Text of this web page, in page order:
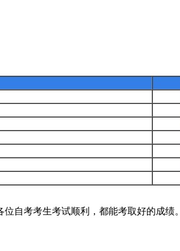
自考考生考试顺利，都能考取好的成绩。